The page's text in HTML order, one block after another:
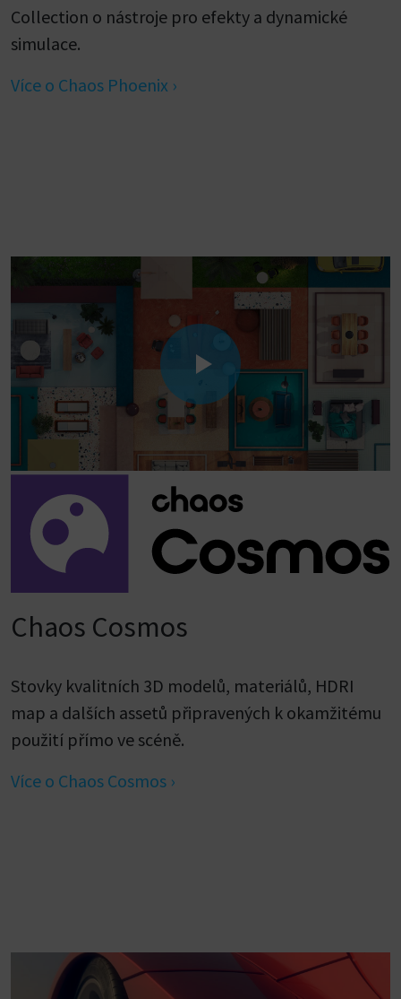
Collection o nástroje pro efekty a dynamické
simulace.
Více o Chaos Phoenix ›
Chaos Cosmos
Stovky kvalitních 3D modelů, materiálů, HDRI
map a dalších assetů připravených k okamžitému
použití přímo ve scéně.
Více o Chaos Cosmos ›